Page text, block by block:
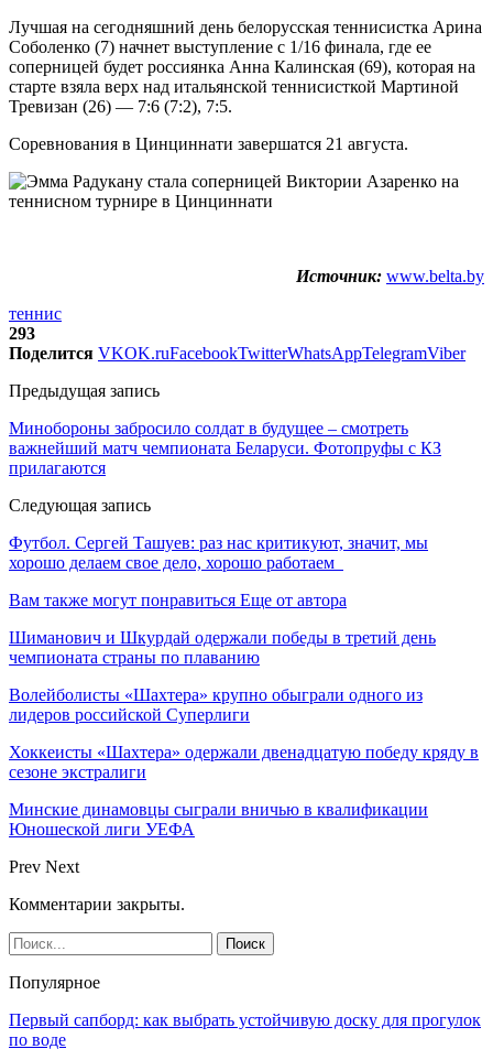
Лучшая на сегодняшний день белорусская теннисистка Арина
Соболенко (7) начнет выступление с 1/16 финала, где ее
соперницей будет россиянка Анна Калинская (69), которая на
старте взяла верх над итальянской теннисисткой Мартиной
Тревизан (26) — 7:6 (7:2), 7:5.
Соревнования в Цинциннати завершатся 21 августа.
Источник: www.belta.by
теннис
293
Поделится VKOK.ruFacebookTwitterWhatsAppTelegramViber
Предыдущая запись
Минобороны забросило солдат в будущее – смотреть
важнейший матч чемпионата Беларуси. Фотопруфы с КЗ
прилагаются
Следующая запись
Футбол. Сергей Ташуев: раз нас критикуют, значит, мы
хорошо делаем свое дело, хорошо работаем
Вам также могут понравиться Еще от автора
Шиманович и Шкурдай одержали победы в третий день
чемпионата страны по плаванию
Волейболисты «Шахтера» крупно обыграли одного из
лидеров российской Суперлиги
Хоккеисты «Шахтера» одержали двенадцатую победу кряду в
сезоне экстралиги
Минские динамовцы сыграли вничью в квалификации
Юношеской лиги УЕФА
Prev Next
Комментарии закрыты.
Популярное
Первый сапборд: как выбрать устойчивую доску для прогулок
по воде